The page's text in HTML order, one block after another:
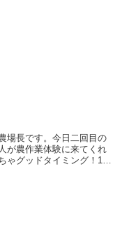
場長です。今日二回目の
が農作業体験に来てくれ
ゃグッドタイミング！1.